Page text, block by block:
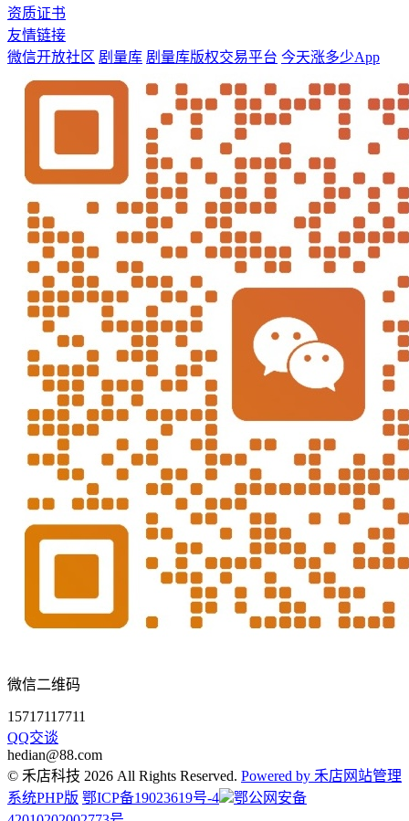
资质证书
友情链接
微信开放社区 剧量库 剧量库版权交易平台 今天涨多少App
微信二维码
15717117711
QQ交谈
hedian@88.com
© 禾店科技 2026 All Rights Reserved. Powered by 禾店网站管理
系统PHP版 鄂ICP备19023619号-4
鄂公网安备